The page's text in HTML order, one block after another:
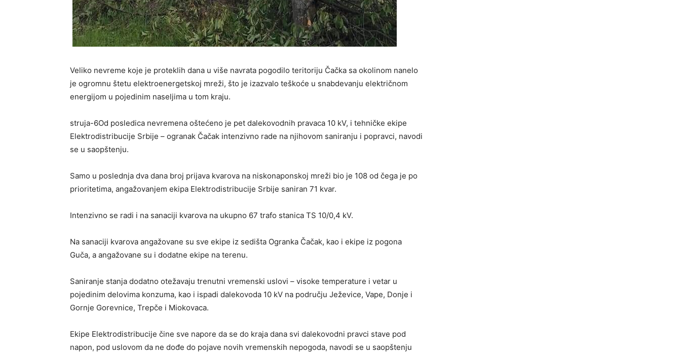
Veliko nevreme koje je proteklih dana u više navrata pogodilo teritoriju Čačka sa okolinom nanelo
je ogromnu štetu elektroenergetskoj mreži, što je izazvalo teškoće u snabdevanju električnom
energijom u pojedinim naseljima u tom kraju.
struja-6Od posledica nevremena oštećeno je pet dalekovodnih pravaca 10 kV, i tehničke ekipe
Elektrodistribucije Srbije – ogranak Čačak intenzivno rade na njihovom saniranju i popravci, navodi
se u saopštenju.
Samo u poslednja dva dana broj prijava kvarova na niskonaponskoj mreži bio je 108 od čega je po
prioritetima, angažovanjem ekipa Elektrodistribucije Srbije saniran 71 kvar.
Intenzivno se radi i na sanaciji kvarova na ukupno 67 trafo stanica TS 10/0,4 kV.
Na sanaciji kvarova angažovane su sve ekipe iz sedišta Ogranka Čačak, kao i ekipe iz pogona
Guča, a angažovane su i dodatne ekipe na terenu.
Saniranje stanja dodatno otežavaju trenutni vremenski uslovi – visoke temperature i vetar u
pojedinim delovima konzuma, kao i ispadi dalekovoda 10 kV na području Ježevice, Vape, Donje i
Gornje Gorevnice, Trepče i Miokovaca.
Ekipe Elektrodistribucije čine sve napore da se do kraja dana svi dalekovodni pravci stave pod
napon, pod uslovom da ne dođe do pojave novih vremenskih nepogoda, navodi se u saopštenju